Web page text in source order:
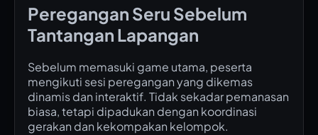
Peregangan Seru Sebelum
Tantangan Lapangan
Sebelum memasuki game utama, peserta
mengikuti sesi peregangan yang dikemas
dinamis dan interaktif. Tidak sekadar pemanasan
biasa, tetapi dipadukan dengan koordinasi
gerakan dan kekompakan kelompok.